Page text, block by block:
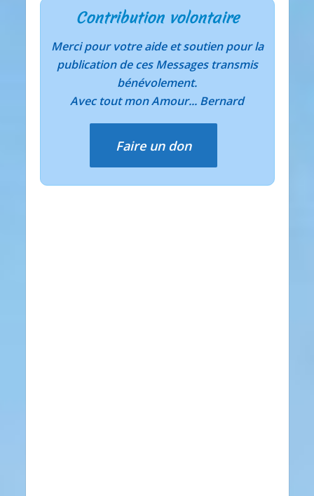
Contribution volontaire
Merci pour votre aide et soutien pour la
publication de ces Messages transmis
bénévolement.
Avec tout mon Amour... Bernard
Faire un don